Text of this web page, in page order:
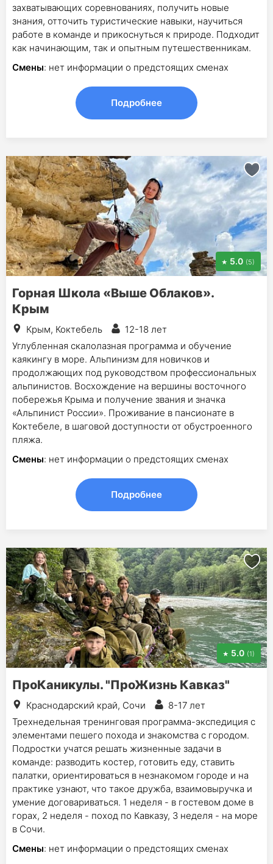
захватывающих соревнованиях, получить новые
знания, отточить туристические навыки, научиться
работе в команде и прикоснуться к природе. Подходит
как начинающим, так и опытным путешественникам.
Смены: нет информации о предстоящих сменах
Подробнее
5.0 (5)
Горная Школа «Выше Облаков».
Крым
Крым, Коктебель
12-18 лет
Углубленная скалолазная программа и обучение
каякингу в море. Альпинизм для новичков и
продолжающих под руководством профессиональных
альпинистов. Восхождение на вершины восточного
побережья Крыма и получение звания и значка
«Альпинист России». Проживание в пансионате в
Коктебеле, в шаговой доступности от обустроенного
пляжа.
Смены: нет информации о предстоящих сменах
Подробнее
5.0 (1)
ПроКаникулы. "ПроЖизнь Кавказ"
Краснодарский край, Сочи
8-17 лет
Трехнедельная тренинговая программа-экспедиция с
элементами пешего похода и знакомства с городом.
Подростки учатся решать жизненные задачи в
команде: разводить костер, готовить еду, ставить
палатки, ориентироваться в незнакомом городе и на
практике узнают, что такое дружба, взаимовыручка и
умение договариваться. 1 неделя - в гостевом доме в
горах, 2 неделя - поход по Кавказу, 3 неделя - на море
в Сочи.
Смены: нет информации о предстоящих сменах